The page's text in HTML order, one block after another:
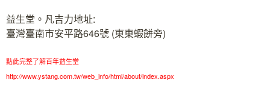
益生堂。凡吉力地址:
臺灣臺南市安平路646號 (東東蝦餅旁)
點此完整了解百年益生堂
http://www.ystang.com.tw/web_info/html/about/index.aspx